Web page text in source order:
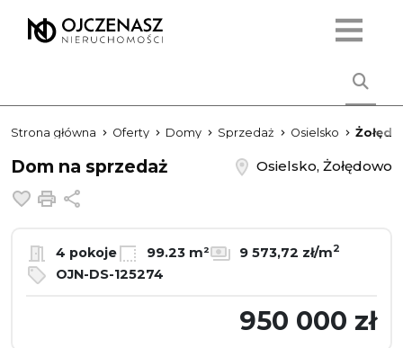
Strona główna Oferty Domy Sprzedaż Osielsko
Dom na sprzedaż
Osielsko, Żołędowo
Dodaj do ulubionych
Drukuj
4 pokoje 99.23 m² 9 573,72 zł/m2
OJN-DS-125274
950 000 zł